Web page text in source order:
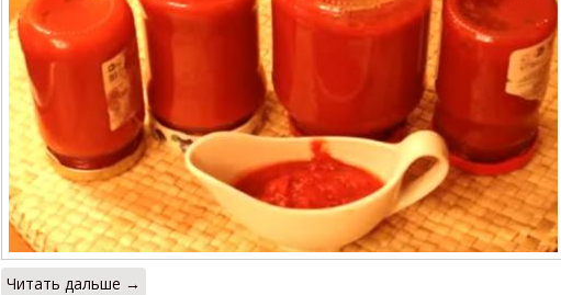
Читать дальше →